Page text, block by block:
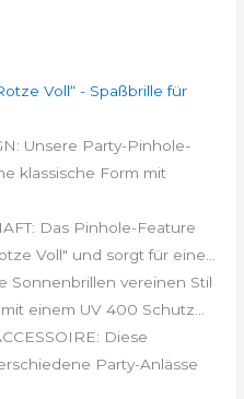
Voll“ - Spaßbrille für
Unsere Party-Pinhole-
klassische Form mit
Das Pinhole-Feature
Voll" und sorgt für eine...
Sonnenbrillen vereinen Stil
einem UV 400 Schutz...
Diese
Party-Anlässe